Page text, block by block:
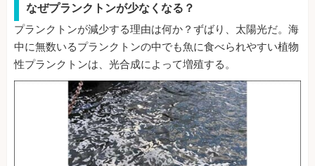
なぜプランクトンが少なくなる？
プランクトンが減少する理由は何か？ずばり、太陽光だ。海
中に無数いるプランクトンの中でも魚に食べられやすい植物
性プランクトンは、光合成によって増殖する。